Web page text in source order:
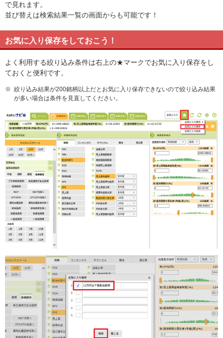
で見れます。
並び替えは検索結果一覧の画面からも可能です！
お気に入り保存をしておこう！
よく利用する絞り込み条件は右上の★マークでお気に入り保存をし
ておくと便利です。
※ 絞り込み結果が200銘柄以上だとお気に入り保存できないので絞り込み結果
が多い場合は条件を見直してください。